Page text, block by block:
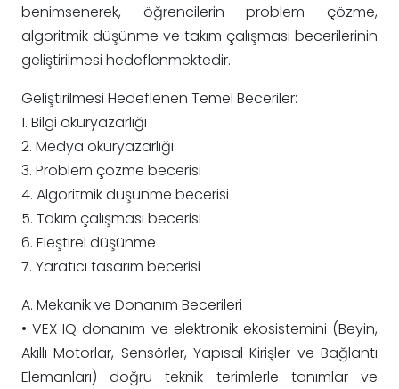
benimsenerek, öğrencilerin problem çözme,
algoritmik düşünme ve takım çalışması becerilerinin
geliştirilmesi hedeflenmektedir.
Geliştirilmesi Hedeflenen Temel Beceriler:
1. Bilgi okuryazarlığı
2. Medya okuryazarlığı
3. Problem çözme becerisi
4. Algoritmik düşünme becerisi
5. Takım çalışması becerisi
6. Eleştirel düşünme
7. Yaratıcı tasarım becerisi
A. Mekanik ve Donanım Becerileri
• VEX IQ donanım ve elektronik ekosistemini (Beyin,
Akıllı Motorlar, Sensörler, Yapısal Kirişler ve Bağlantı
Elemanları) doğru teknik terimlerle tanımlar ve